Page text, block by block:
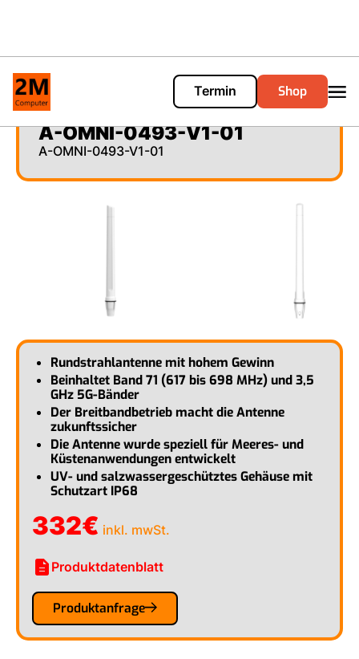
Termin Shop
A-OMNI-0493-V1-01
A-OMNI-0493-V1-01
Rundstrahlantenne mit hohem Gewinn
Beinhaltet Band 71 (617 bis 698 MHz) und 3,5
GHz 5G-Bänder
Der Breitbandbetrieb macht die Antenne
zukunftssicher
Die Antenne wurde speziell für Meeres- und
Küstenanwendungen entwickelt
UV- und salzwassergeschütztes Gehäuse mit
Schutzart IP68
332€ inkl. mwSt.
description Produktdatenblatt
Produktanfrage